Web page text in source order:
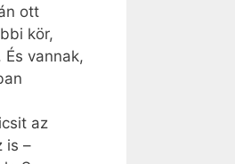
ott
kör,
vannak,
az
is –